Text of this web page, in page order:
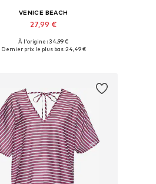
VENICE BEACH
27,99 €
disponibles: S, M, L, XXL
À l'origine : 34,99 €
Dernier prix le plus bas :24,49 €